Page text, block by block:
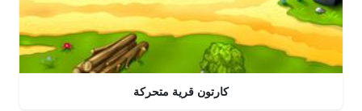
كارتون قرية متحركة